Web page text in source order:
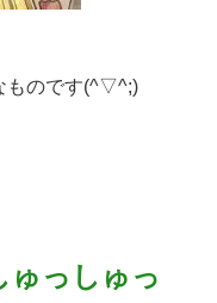
ものです(^▽^;)
ゅっしゅっ